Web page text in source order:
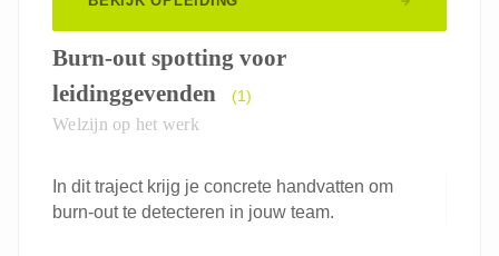
Burn-out spotting voor
leidinggevenden
(1)
Welzijn op het werk
In dit traject krijg je concrete handvatten om
burn-out te detecteren in jouw team.